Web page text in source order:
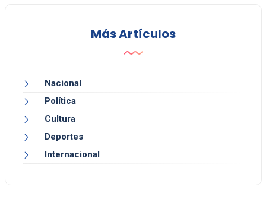
Más Artículos
Nacional
Política
Cultura
Deportes
Internacional